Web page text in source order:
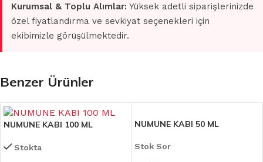
Kurumsal & Toplu Alımlar: Yüksek adetli siparişlerinizde
özel fiyatlandırma ve sevkiyat seçenekleri için
ekibimizle görüşülmektedir.
Benzer Ürünler
NUMUNE KABI 100 ML
Stokta
NUMUNE KABI 50 ML
Stok Sor